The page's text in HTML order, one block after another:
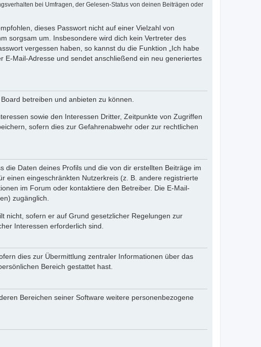
bei Umfragen, der Gelesen-Status von deinen Beiträgen oder
dieses Passwort nicht auf einer Vielzahl von
sorgsam um. Insbesondere wird dich kein Vertreter des
vergessen haben, so kannst du die Funktion „Ich habe
E-Mail-Adresse und sendet anschließend ein neu generiertes
betreiben und anbieten zu können.
sowie den Interessen Dritter, Zeitpunkte von Zugriffen
sofern dies zur Gefahrenabwehr oder zur rechtlichen
Daten deines Profils und die von dir erstellten Beiträge im
einen eingeschränkten Nutzerkreis (z. B. andere registrierte
im Forum oder kontaktiere den Betreiber. Die E-Mail-
zugänglich.
nicht, sofern er auf Grund gesetzlicher Regelungen zur
Interessen erforderlich sind.
dies zur Übermittlung zentraler Informationen über das
Bereich gestattet hast.
Bereichen seiner Software weitere personenbezogene